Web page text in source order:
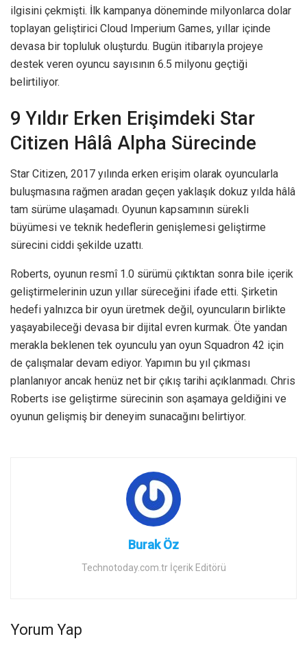
ilgisini çekmişti. İlk kampanya döneminde milyonlarca dolar
toplayan geliştirici Cloud Imperium Games, yıllar içinde
devasa bir topluluk oluşturdu. Bugün itibarıyla projeye
destek veren oyuncu sayısının 6.5 milyonu geçtiği
belirtiliyor.
9 Yıldır Erken Erişimdeki Star
Citizen Hâlâ Alpha Sürecinde
Star Citizen, 2017 yılında erken erişim olarak oyuncularla
buluşmasına rağmen aradan geçen yaklaşık dokuz yılda hâlâ
tam sürüme ulaşamadı. Oyunun kapsamının sürekli
büyümesi ve teknik hedeflerin genişlemesi geliştirme
sürecini ciddi şekilde uzattı.
Roberts, oyunun resmî 1.0 sürümü çıktıktan sonra bile içerik
geliştirmelerinin uzun yıllar süreceğini ifade etti. Şirketin
hedefi yalnızca bir oyun üretmek değil, oyuncuların birlikte
yaşayabileceği devasa bir dijital evren kurmak. Öte yandan
merakla beklenen tek oyunculu yan oyun Squadron 42 için
de çalışmalar devam ediyor. Yapımın bu yıl çıkması
planlanıyor ancak henüz net bir çıkış tarihi açıklanmadı. Chris
Roberts ise geliştirme sürecinin son aşamaya geldiğini ve
oyunun gelişmiş bir deneyim sunacağını belirtiyor.
Burak Öz
Technotoday.com.tr İçerik Editörü
Yorum Yap